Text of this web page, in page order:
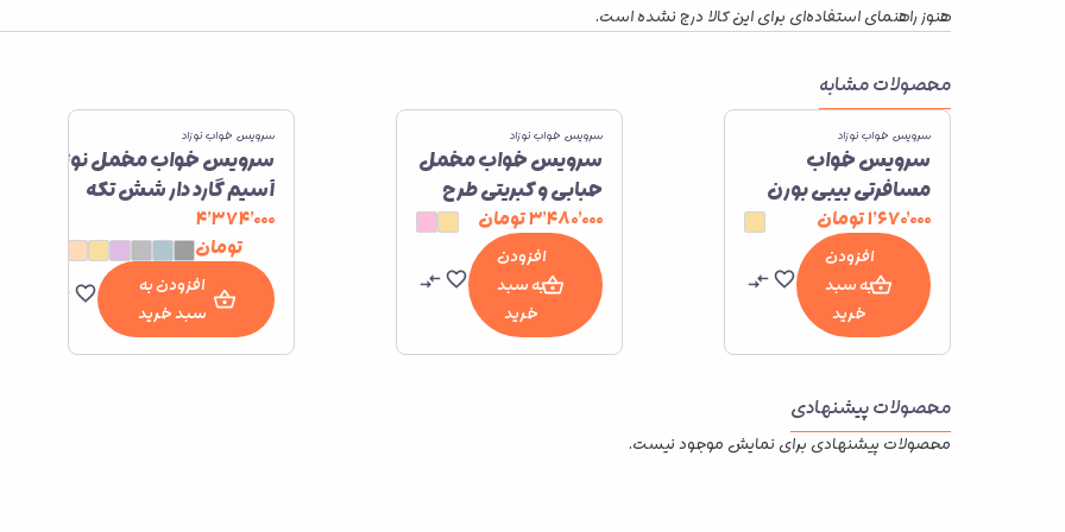
هنوز راهنمای استفاده‌ای برای این کالا درج نشده است.
محصولات مشابه
سرویس خواب نوزاد
سرویس خواب
مسافرتی بیبی بورن
نوزادی
۱٬۶۷۰٬۰۰۰تومان
افزودن
به سبد
خرید
سرویس خواب نوزاد
سرویس خواب مخمل
حبابی و کبریتی طرح
فانتزی
۳٬۴۸۰٬۰۰۰تومان
افزودن
به سبد
خرید
سرویس خواب نوزاد
سرویس خواب مخمل نوزاد
آسیم گارد دار شش تکه
۴٬۳۷۴٬۰۰۰
تومان
افزودن به
سبد خرید
محصولات پیشنهادی
محصولات پیشنهادی برای نمایش موجود نیست.